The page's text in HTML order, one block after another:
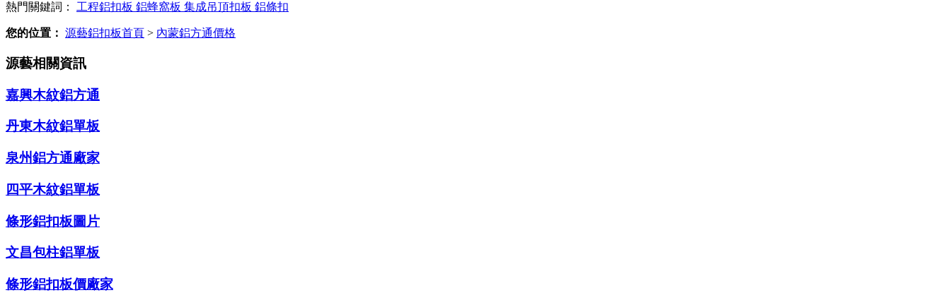
熱門關鍵詞： 工程鋁扣板 鋁蜂窩板 集成吊頂扣板 鋁條扣
您的位置： 源藝鋁扣板首頁 > 內蒙鋁方通價格
源藝相關資訊
嘉興木紋鋁方通
丹東木紋鋁單板
泉州鋁方通廠家
四平木紋鋁單板
條形鋁扣板圖片
文昌包柱鋁單板
條形鋁扣板價廠家